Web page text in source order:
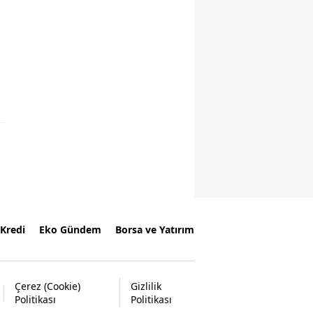
Kredi Eko Gündem Borsa ve Yatırım
Çerez (Cookie)
Politikası
Gizlilik
Politikası